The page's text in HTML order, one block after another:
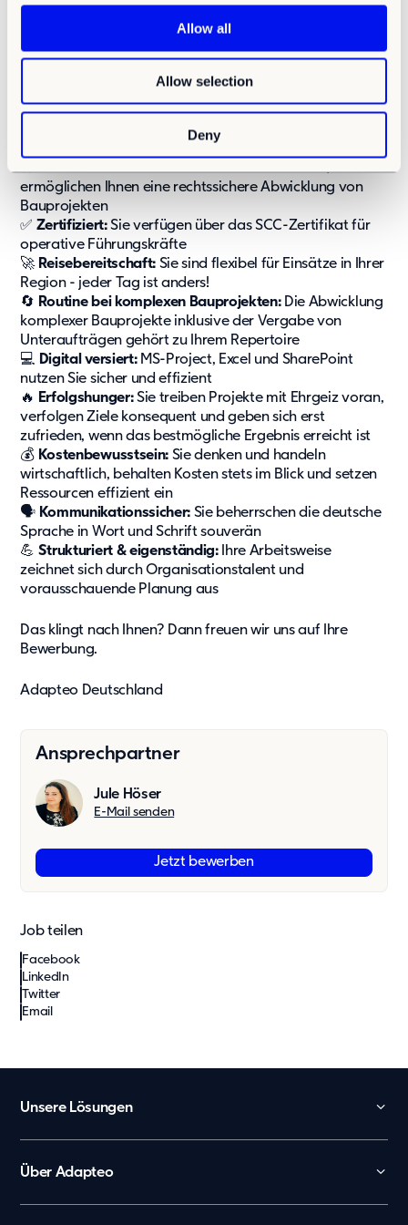
Allow all
Allow selection
Deny
🎓Fachkompetenz:Sie bringen eine technische
Ausbildung, Qualifikation als Bauleiter, Bauingenieur,
⚖️Baurechtssicher:Fundierte Kenntnisse in VOB/VOL
ermöglichen Ihnen eine rechtssichere Abwicklung von
Bauprojekten
✅ Zertifiziert:Sie verfügen über das SCC-Zertifikat für
operative Führungskräfte
🚀 Reisebereitschaft: Sie sind flexibel für Einsätze in Ihrer
Region - jeder Tag ist anders!
🔄️ Routine bei komplexen Bauprojekten: Die Abwicklung
komplexer Bauprojekte inklusive der Vergabe von
Unteraufträgen gehört zu Ihrem Repertoire
💻 Digital versiert:MS-Project, Excel und SharePoint
nutzen Sie sicher und effizient
🔥 Erfolgshunger:Sie treiben Projekte mit Ehrgeiz voran,
verfolgen Ziele konsequent und geben sich erst
zufrieden, wenn das bestmögliche Ergebnis erreicht ist
💰 Kostenbewusstsein:Sie denken und handeln
wirtschaftlich, behalten Kosten stets im Blick und setzen
Ressourcen effizient ein
🗣️ Kommunikationssicher:Sie beherrschen die deutsche
Sprache in Wort und Schrift souverän
💪 Strukturiert & eigenständig:Ihre Arbeitsweise
zeichnet sich durch Organisationstalent und
vorausschauende Planung aus
Das klingt nach Ihnen? Dann freuen wir uns auf Ihre
Bewerbung.
Adapteo Deutschland
Ansprechpartner
Jule Höser
E-Mail senden
Jetzt bewerben
Job teilen
Facebook
LinkedIn
Twitter
Email
Unsere Lösungen
Kita
Schule
Über Adapteo
Kontakt